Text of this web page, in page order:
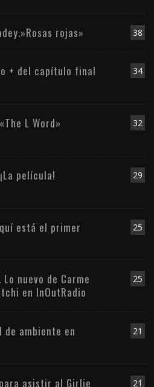
38
rojas»
34
+ del capítulo final
32
L Word»
29
película!
25
está el primer
25
nuevo de Carme
en InOutRadio
21
de ambiente en
21
asistir al Girlie